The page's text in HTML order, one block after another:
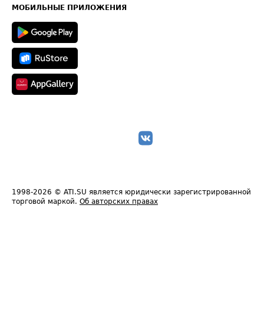
Техническая информация
МОБИЛЬНЫЕ ПРИЛОЖЕНИЯ
1998-2026 © ATI.SU является юридически зарегистрированной
торговой маркой. Об авторских правах